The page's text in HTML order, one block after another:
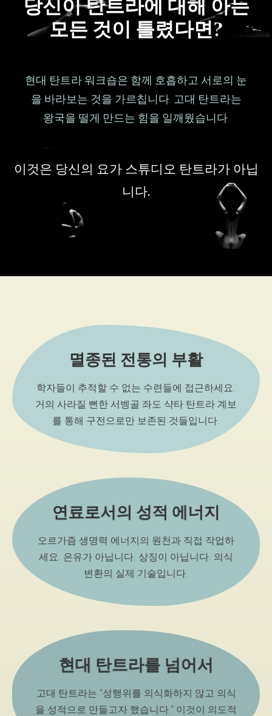
당신이 탄트라에 대해 아는
모든 것이 틀렸다면?
현대 탄트라 워크숍은 함께 호흡하고 서로의 눈
을 바라보는 것을 가르칩니다. 고대 탄트라는
왕국을 떨게 만드는 힘을 일깨웠습니다.
이것은 당신의 요가 스튜디오 탄트라가 아닙
니다.
멸종된 전통의 부활
학자들이 추적할 수 없는 수련들에 접근하세요.
거의 사라질 뻔한 서벵골 좌도 샥타 탄트라 계보
를 통해 구전으로만 보존된 것들입니다.
연료로서의 성적 에너지
오르가즘 생명력 에너지의 원천과 직접 작업하
세요. 은유가 아닙니다. 상징이 아닙니다. 의식
변환의 실제 기술입니다.
현대 탄트라를 넘어서
고대 탄트라는 "성행위를 의식화하지 않고 의식
을 성적으로 만들고자 했습니다." 이것이 의도적